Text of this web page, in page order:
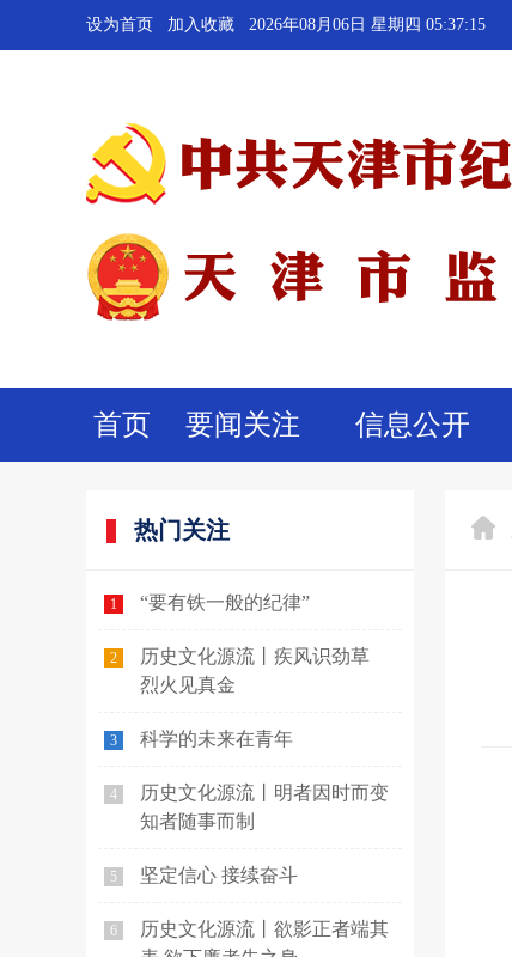
设为首页 加入收藏 2026年08月06日 星期四 05:37:16
首页 要闻关注 信息公开
热门关注
1 “要有铁一般的纪律”
2
历史文化源流丨疾风识劲草
烈火见真金
3 科学的未来在青年
4
历史文化源流丨明者因时而变
知者随事而制
5 坚定信心 接续奋斗
6
历史文化源流丨欲影正者端其